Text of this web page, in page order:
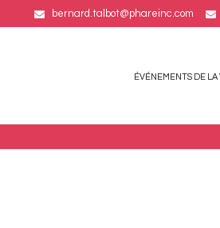
bernard.talbot@phareinc.com
ÉVÉNEMENTS DE LA